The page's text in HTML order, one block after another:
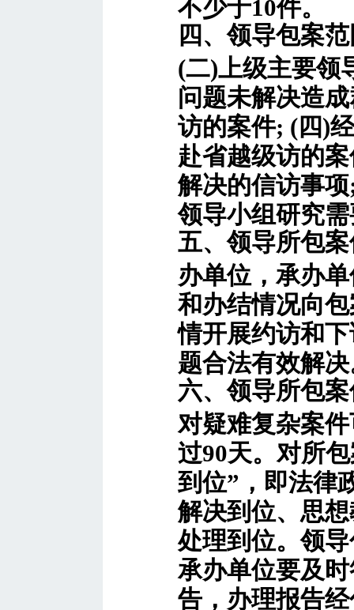
不少于10件。
四、领导包案
(二)上级主要领
问题未解决造
访的案件; (四)
赴省越级访的
解决的信访事
领导小组研究
五、领导所包
办单位，承办
和办结情况向
情开展约访和
题合法有效解决
六、领导所包
对疑难复杂案
过90天。对所
到位”，即法律
解决到位、思
处理到位。领
承办单位要及
告，办理报告